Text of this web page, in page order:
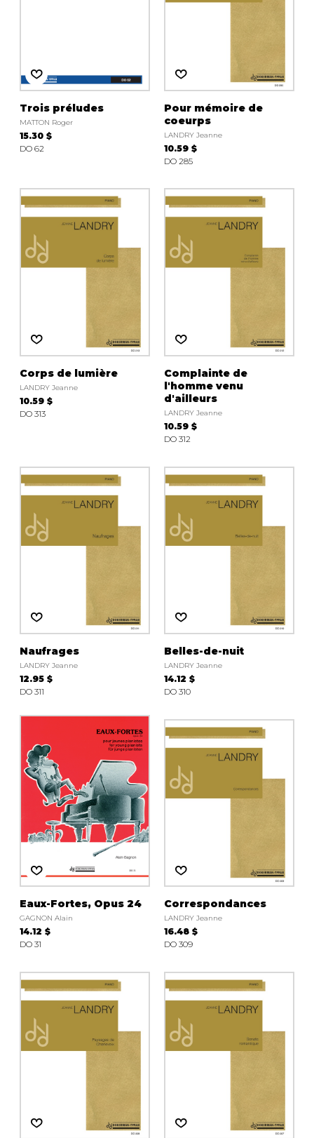
Trois préludes
MATTON Roger
15.30 $
DO 62
Pour mémoire de
coeurps
LANDRY Jeanne
10.59 $
DO 285
Corps de lumière
LANDRY Jeanne
10.59 $
DO 313
Complainte de
l'homme venu
d'ailleurs
LANDRY Jeanne
10.59 $
DO 312
Naufrages
LANDRY Jeanne
12.95 $
DO 311
Belles-de-nuit
LANDRY Jeanne
14.12 $
DO 310
Eaux-Fortes, Opus 24
GAGNON Alain
14.12 $
DO 31
Correspondances
LANDRY Jeanne
16.48 $
DO 309